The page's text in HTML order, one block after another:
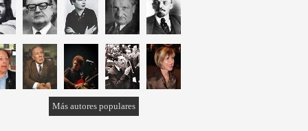
Más autores populares